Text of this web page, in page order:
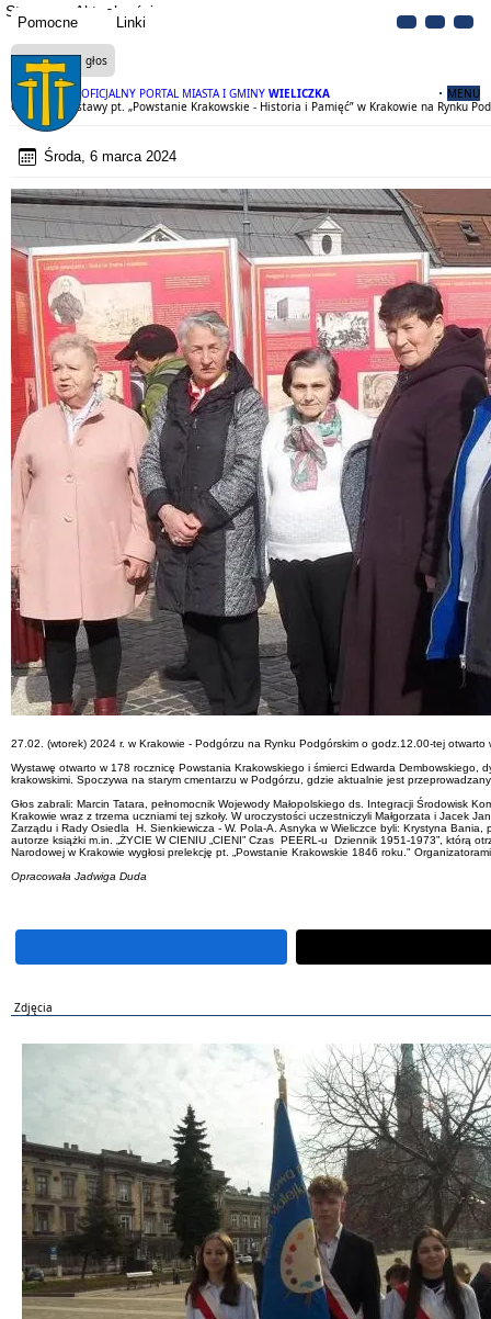
Pomocne Linki
OFICJALNY PORTAL MIASTA I GMINY WIELICZKA MENU
Strona Aktualności
Czytaj na głos
Otwarcie wystawy pt. „Powstanie Krakowskie - Historia i Pamięć” w Krakowie na Rynku
Środa, 6 marca 2024
27.02. (wtorek) 2024 r. w Krakowie - Podgórzu na Rynku Podgórskim o godz.12.00-tej
Wystawę otwarto w 178 rocznicę Powstania Krakowskiego i śmierci Edwarda
krakowskimi. Spoczywa na starym cmentarzu w Podgórzu, gdzie aktualnie jest
Głos zabrali: Marcin Tatara, pełnomocnik Wojewody Małopolskiego ds. Integracji Środowisk
Krakowie wraz z trzema uczniami tej szkoły. W uroczystości uczestniczyli Małgorzata i Jacek
Zarządu i Rady Osiedla H. Sienkiewicza - W. Pola-A. Asnyka w Wieliczce byli: Krystyna
autorze książki m.in. „ŻYCIE W CIENIU „CIENI” Czas PEERL-u Dziennik 1951-1973”, którą
Narodowej w Krakowie wygłosi prelekcję pt. „Powstanie Krakowskie 1846 roku."
Opracowała Jadwiga Duda
Zdjęcia